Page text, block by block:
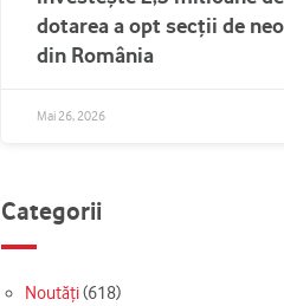
dotarea a opt secții de
din România
Mai 26, 2026
Categorii
Noutăți(618)